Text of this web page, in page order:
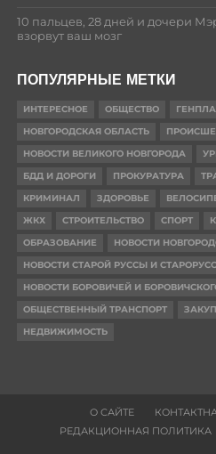
10 пальцев, 28 дней и дочери
взорвут ваш мозг
ПОПУЛЯРНЫЕ МЕТКИ
ИНТЕРЕСНОЕ ОБЩЕСТВО
НОВГОРОДСКАЯ ОБЛАСТЬ
НОВОСТИ ВЕЛИКОГО НОВГОРОДА
БДД И ДОРОГИ
ПРОКУРАТУРА
КРИМИНАЛ
ЗДОРОВЬЕ
ЖКХ
СТРОИТЕЛЬСТВО СПОРТ
ОБРАЗОВАНИЕ
НОВОСТИ
НОВОСТИ СТАРОЙ РУССЫ И
НОВОСТИ БОРОВИЧЕЙ И
ОБЩЕСТВЕННЫЙ ТРАНСПОРТ
НЕДВИЖИМОСТЬ
О САЙТЕ
РЕДАКЦИОННАЯ ПОЛИТИКА